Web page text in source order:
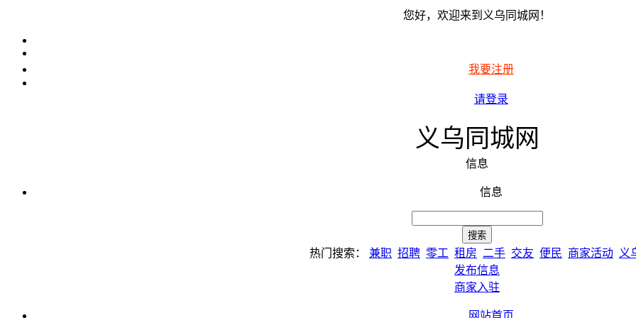
您好，欢迎来到义乌同城网！
我要注册
请登录
义乌同城网
信息
信息
热门搜索： 兼职 招聘 零工 租房 二手 交友 便民 商家活动 义
发布信息
商家入驻
网站首页